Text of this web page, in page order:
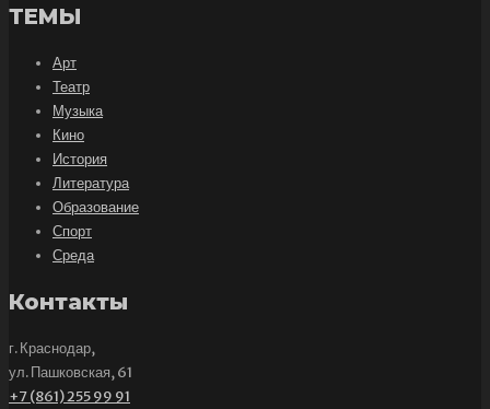
ТЕМЫ
Арт
Театр
Музыка
Кино
История
Литература
Образование
Спорт
Среда
Контакты
г. Краснодар,
ул. Пашковская, 61
+7 (861) 255 99 91